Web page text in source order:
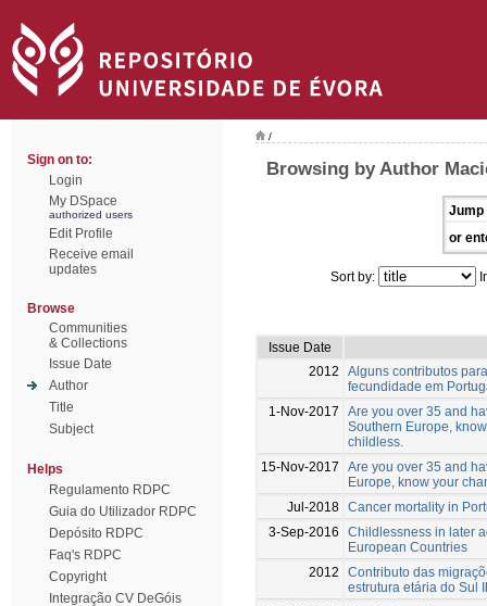
Sign on to:
Login
My DSpace
authorized users
Edit Profile
Receive email
updates
Browse
Communities
& Collections
Issue Date
Author
Title
Subject
Helps
Regulamento RDPC
Guia do Utilizador RDPC
Depósito RDPC
Faq's RDPC
Copyright
Integração CV DeGóis
/
Browsing by Author
Jump
or
Sort by:
Issue Date
2012
Alguns contributos
fecundidade em
1-Nov-2017
Are you over 35 and
Southern Europe,
childless.
15-Nov-2017
Are you over 35 and
Europe, know your
Jul-2018 Cancer mortality in
3-Sep-2016
Childlessness in later
European Countries
2012
Contributo das
estrutura etária do Sul